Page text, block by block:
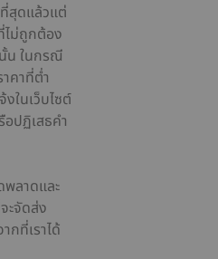
สุดแล้วแต่
ไม่ถูกต้อง
น ในกรณี
คาที่ต่ำ
ในเว็บไซต์
ปฏิเสธคำ
พลาดและ
ะจัดส่ง
กที่เราได้